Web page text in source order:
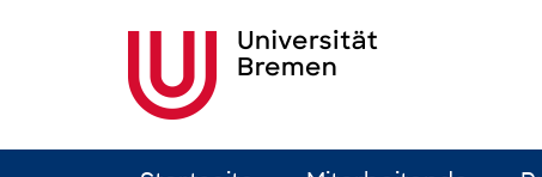
Zum Inhalt springen